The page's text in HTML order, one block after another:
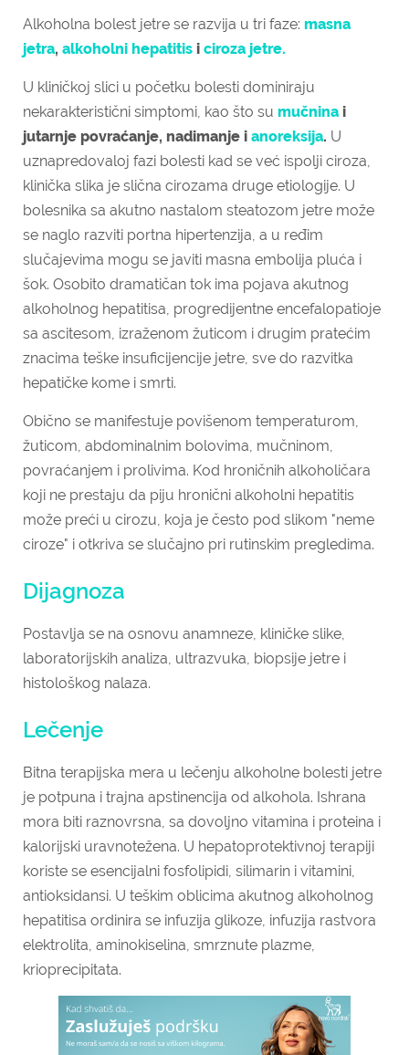
Alkoholna bolest jetre se razvija u tri faze: masna
jetra, alkoholni hepatitis i ciroza jetre.
U kliničkoj slici u početku bolesti dominiraju
nekarakteristični simptomi, kao što su mučnina i
jutarnje povraćanje, nadimanje i anoreksija. U
uznapredovaloj fazi bolesti kad se već ispolji ciroza,
klinička slika je slična cirozama druge etiologije. U
bolesnika sa akutno nastalom steatozom jetre može
se naglo razviti portna hipertenzija, a u ređim
slučajevima mogu se javiti masna embolija pluća i
šok. Osobito dramatičan tok ima pojava akutnog
alkoholnog hepatitisa, progredijentne encefalopatioje
sa ascitesom, izraženom žuticom i drugim pratećim
znacima teške insuficijencije jetre, sve do razvitka
hepatičke kome i smrti.
Obično se manifestuje povišenom temperaturom,
žuticom, abdominalnim bolovima, mučninom,
povraćanjem i prolivima. Kod hroničnih alkoholičara
koji ne prestaju da piju hronični alkoholni hepatitis
može preći u cirozu, koja je često pod slikom "neme
ciroze" i otkriva se slučajno pri rutinskim pregledima.
Dijagnoza
Postavlja se na osnovu anamneze, kliničke slike,
laboratorijskih analiza, ultrazvuka, biopsije jetre i
histološkog nalaza.
Lečenje
Bitna terapijska mera u lečenju alkoholne bolesti jetre
je potpuna i trajna apstinencija od alkohola. Ishrana
mora biti raznovrsna, sa dovoljno vitamina i proteina i
kalorijski uravnotežena. U hepatoprotektivnoj terapiji
koriste se esencijalni fosfolipidi, silimarin i vitamini,
antioksidansi. U teškim oblicima akutnog alkoholnog
hepatitisa ordinira se infuzija glikoze, infuzija rastvora
elektrolita, aminokiselina, smrznute plazme,
krioprecipitata.